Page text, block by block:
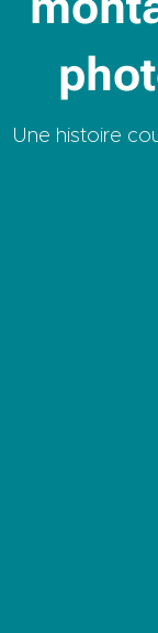
Une histoire